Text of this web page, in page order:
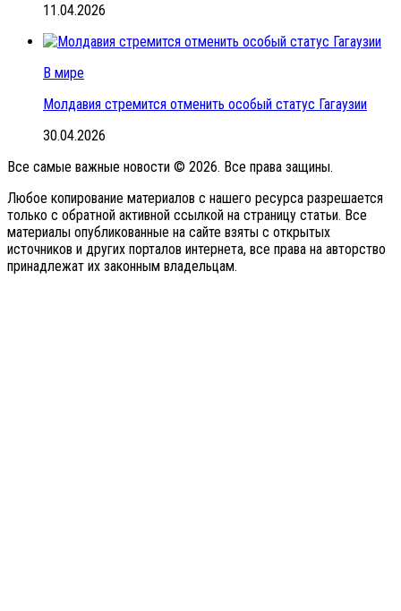
11.04.2026
В мире
Молдавия стремится отменить особый статус Гагаузии
30.04.2026
Все самые важные новости © 2026. Все права защины.
Любое копирование материалов с нашего ресурса разрешается
только с обратной активной ссылкой на страницу статьи. Все
материалы опубликованные на сайте взяты с открытых
источников и других порталов интернета, все права на авторство
принадлежат их законным владельцам.